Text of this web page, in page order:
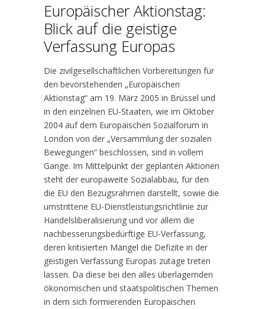
Europäischer Aktionstag:
Blick auf die geistige
Verfassung Europas
Die zivilgesellschaftlichen Vorbereitungen für
den bevorstehenden „Europäischen
Aktionstag“ am 19. März 2005 in Brüssel und
in den einzelnen EU-Staaten, wie im Oktober
2004 auf dem Europäischen Sozialforum in
London von der „Versammlung der sozialen
Bewegungen“ beschlossen, sind in vollem
Gange. Im Mittelpunkt der geplanten Aktionen
steht der europaweite Sozialabbau, für den
die EU den Bezugsrahmen darstellt, sowie die
umstrittene EU-Dienstleistungsrichtlinie zur
Handelsliberalisierung und vor allem die
nachbesserungsbedürftige EU-Verfassung,
deren kritisierten Mängel die Defizite in der
geistigen Verfassung Europas zutage treten
lassen. Da diese bei den alles überlagernden
ökonomischen und staatspolitischen Themen
in dem sich formierenden Europäischen